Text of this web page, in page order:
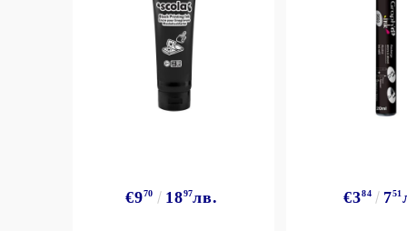
€970 1897лв. €384 751